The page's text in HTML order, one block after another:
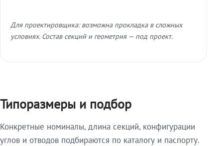
Для проектировщика: возможна прокладка в сложных
условиях. Состав секций и геометрия — под проект.
Типоразмеры и подбор
Конкретные номиналы, длина секций, конфигурации
углов и отводов подбираются по каталогу и паспорту.